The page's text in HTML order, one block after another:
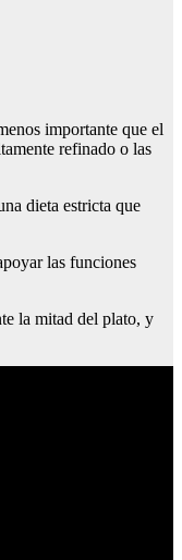
importante que el
refinado o las
dieta estricta que
las funciones
la mitad del plato, y